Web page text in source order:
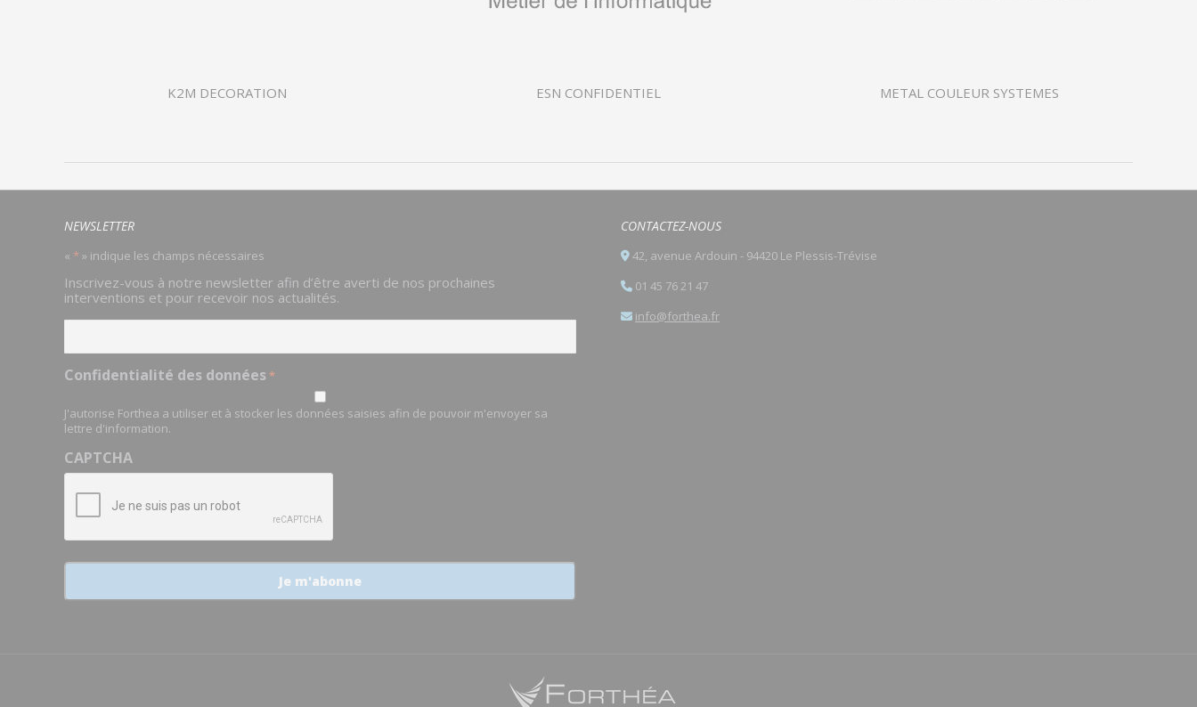
K2M DECORATION ESN CONFIDENTIEL METAL COULEUR SYSTEMES
NEWSLETTER
« *» indique les champs nécessaires
*
Inscrivez-vous à notre newsletter afin d’être averti de nos prochaines
interventions et pour recevoir nos actualités.
Confidentialité des données *
J'autorise Forthea a utiliser et à stocker les données saisies afin de pouvoir m'envoyer sa
lettre d'information.
CAPTCHA
CONTACTEZ-NOUS
42, avenue Ardouin - 94420 Le Plessis-Trévise
01 45 76 21 47
info@forthea.fr